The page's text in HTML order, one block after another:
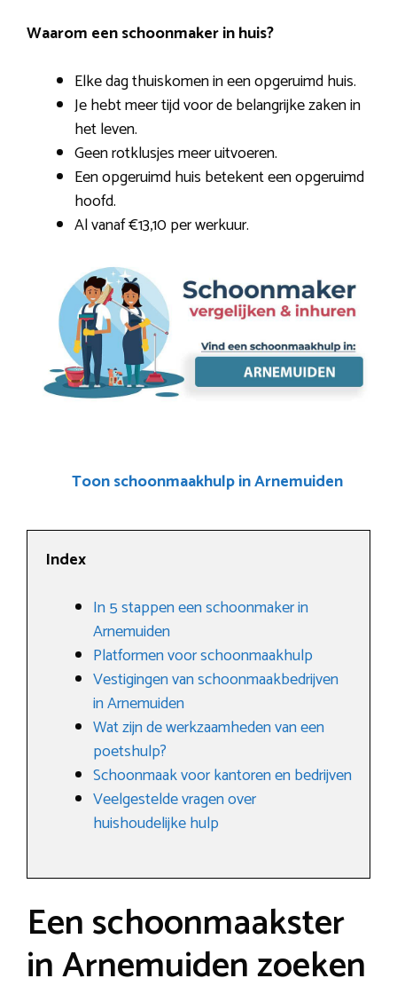
Waarom een schoonmaker in huis?
Elke dag thuiskomen in een opgeruimd huis.
Je hebt meer tijd voor de belangrijke zaken in
het leven.
Geen rotklusjes meer uitvoeren.
Een opgeruimd huis betekent een opgeruimd
hoofd.
Al vanaf €13,10 per werkuur.
Toon schoonmaakhulp in Arnemuiden
Index
In 5 stappen een schoonmaker in
Arnemuiden
Platformen voor schoonmaakhulp
Vestigingen van schoonmaakbedrijven
in Arnemuiden
Wat zijn de werkzaamheden van een
poetshulp?
Schoonmaak voor kantoren en bedrijven
Veelgestelde vragen over
huishoudelijke hulp
Een schoonmaakster
in Arnemuiden zoeken